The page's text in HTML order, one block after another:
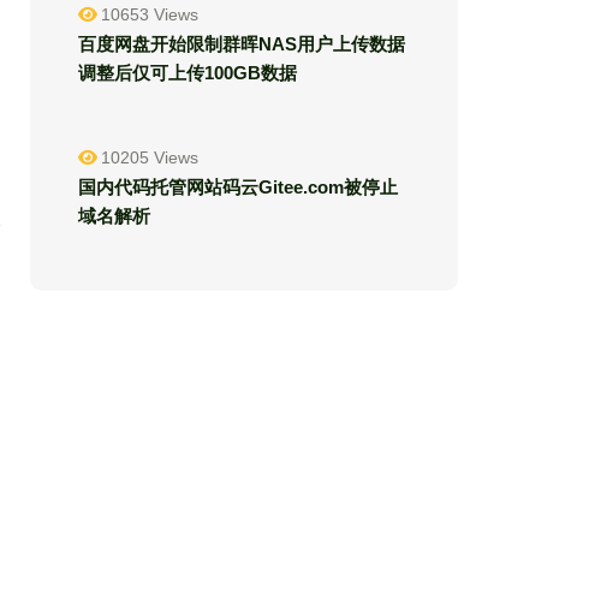
10653 Views
百度网盘开始限制群晖NAS用户上传数据
调整后仅可上传100GB数据
10205 Views
国内代码托管网站码云Gitee.com被停止
域名解析